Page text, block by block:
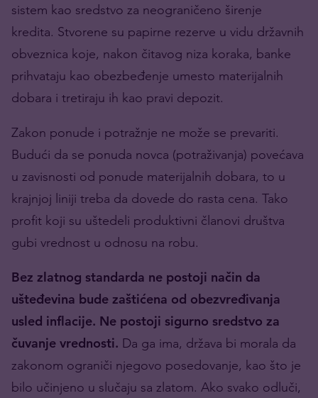
sistem kao sredstvo za neograničeno širenje
kredita. Stvorene su papirne rezerve u vidu državnih
obveznica koje, nakon čitavog niza koraka, banke
prihvataju kao obezbeđenje umesto materijalnih
dobara i tretiraju ih kao pravi depozit.
Zakon ponude i potražnje ne može se prevariti.
Budući da se ponuda novca (potraživanja) povećava
u zavisnosti od ponude materijalnih dobara, to u
krajnjoj liniji treba da dovede do rasta cena. Tako
profit koji su uštedeli produktivni članovi društva
gubi vrednost u odnosu na robu.
Bez zlatnog standarda ne postoji način da
ušteđevina bude zaštićena od obezvređivanja
usled inflacije. Ne postoji sigurno sredstvo za
čuvanje vrednosti. Da ga ima, država bi morala da
zakonom ograniči njegovo posedovanje, kao što je
bilo učinjeno u slučaju sa zlatom. Ako svako odluči,